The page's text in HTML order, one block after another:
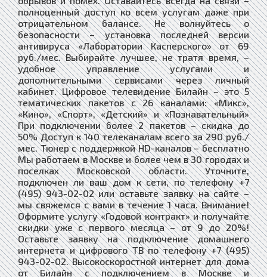
полноценный доступ ко всем услугам даже при
отрицательном балансе. Не волнуйтесь о
безопасности – установка последней версии
антивируса «Лаборатории Касперского» от 69
руб./мес. Выбирайте лучшее, не тратя время, –
удобное управление услугами и
дополнительными сервисами через личный
кабинет. Цифровое телевидение Билайн – это 5
тематических пакетов с 26 каналами: «Микс»,
«Кино», «Спорт», «Детский» и «Познавательный»
При подключении более 2 пакетов – скидка до
50% Доступ к 140 телеканалам всего за 290 руб./
мес. Тюнер с поддержкой HD-каналов – бесплатно
Мы работаем в Москве и более чем в 30 городах и
поселках Московской области. Уточните,
подключен ли ваш дом к сети, по телефону +7
(495) 943-02-02 или оставьте заявку на сайте –
мы свяжемся с вами в течение 1 часа. Внимание!
Оформите услугу «Годовой контракт» и получайте
скидки уже с первого месяца – от 9 до 20%!
Оставьте заявку на подключение домашнего
интернета и цифрового ТВ по телефону +7 (495)
943-02-02. Высокоскоростной интернет для дома
от Билайн с подключением в Москве и